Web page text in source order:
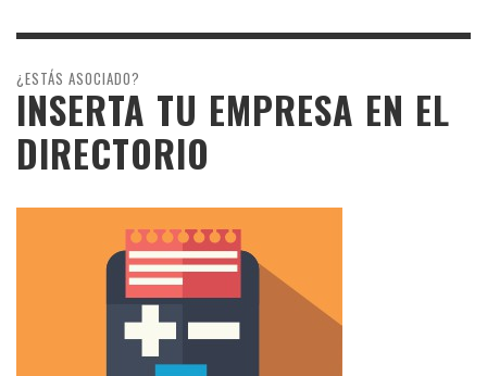
¿ESTÁS ASOCIADO?
INSERTA TU EMPRESA EN EL
DIRECTORIO